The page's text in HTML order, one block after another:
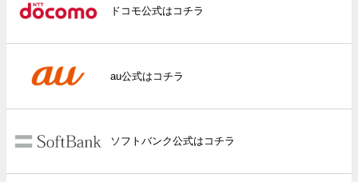
ドコモ公式はコチラ
au公式はコチラ
ソフトバンク公式はコチラ